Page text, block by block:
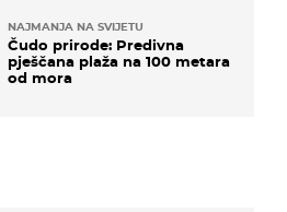
NAJMANJA NA SVIJETU
Čudo prirode: Predivna
pješčana plaža na 100 metara
od mora